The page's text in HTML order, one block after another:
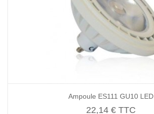
Ampoule ES111 GU10 LED
22,14 € TTC